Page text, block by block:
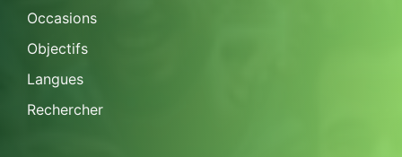
Occasions
Objectifs
Langues
Rechercher